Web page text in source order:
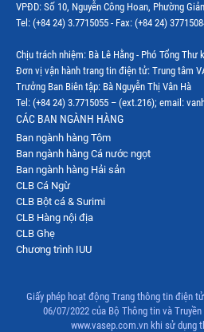
Thị trường Mỹ
Thị trường Nga
Thị trường Hàn Quốc
Thị trường Nhật Bản
Thị trường Thái Lan
Thị trường Trung Quốc
Thị trường Philippines
Thị trường Tây Ban Nha
Thị trường thủy sản khác
VPĐD: Số 10, Nguyễn Công Hoan, Phường
Tel: (+84 24) 3.7715055 - Fax: (+84 24)
Chịu trách nhiệm: Bà Lê Hằng - Phó Tổng Thư
Đơn vị vận hành trang tin điện tử: Trung tâm
Trưởng Ban Biên tập: Bà Nguyễn Thị Vân Hà
Tel: (+84 24) 3.7715055 – (ext.216); email:
CÁC BAN NGÀNH HÀNG
Ban ngành hàng Tôm
Ban ngành hàng Cá nước ngọt
Ban ngành hàng Hải sản
CLB Cá Ngừ
CLB Bột cá & Surimi
CLB Hàng nội địa
CLB Ghẹ
Chương trình IUU
Giấy phép hoạt động Trang thông tin điện
06/07/2022 của Bộ Thông tin và
www.vasep.com.vn khi sử dụng